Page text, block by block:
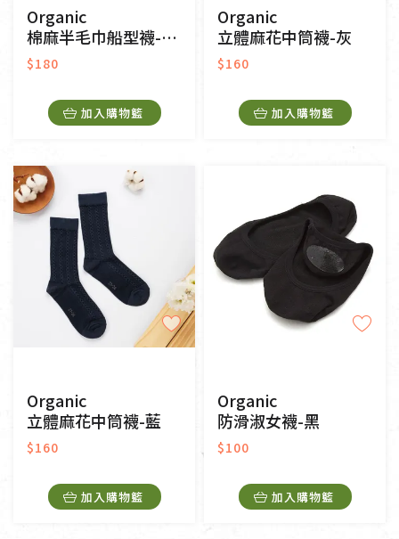
Organic
棉麻半毛巾船型襪-黑/米
$180
加入購物籃
Organic
立體麻花中筒襪-灰
$160
加入購物籃
Organic
立體麻花中筒襪-藍
$160
加入購物籃
Organic
防滑淑女襪-黑
$100
加入購物籃